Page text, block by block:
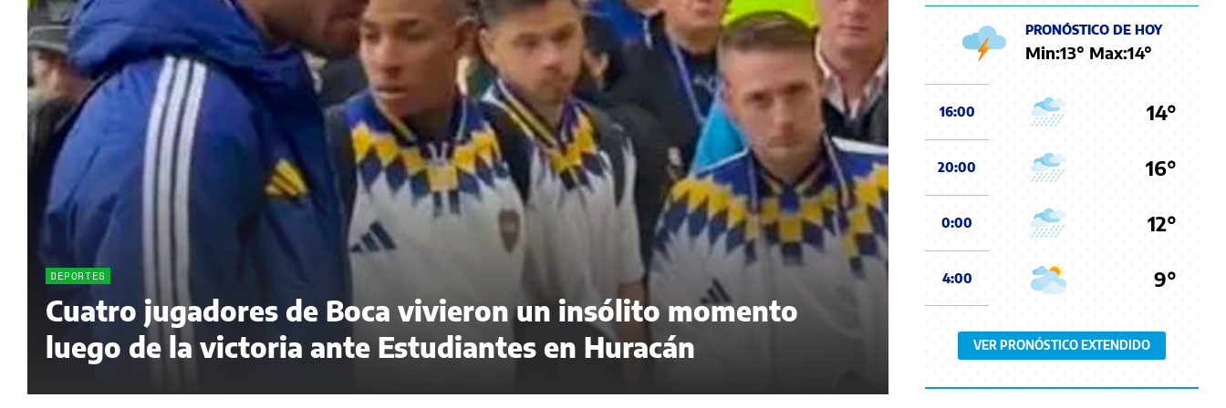
DEPORTES
Cuatro jugadores de Boca vivieron un insólito momento
luego de la victoria ante Estudiantes en Huracán
PRONÓSTICO DE HOY
Min:13° Max:14°
16:00 14°
20:00 16°
0:00 12°
4:00 9°
VER PRONÓSTICO EXTENDIDO